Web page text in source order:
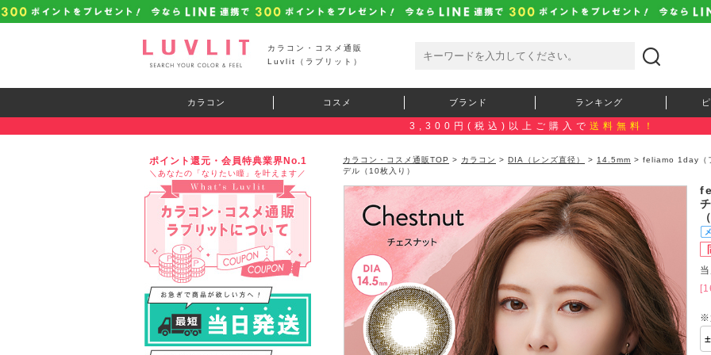
カラコン・コスメ通販
Luvlit（ラブリット）
カラコン コスメ ブランド ランキング
3,300円(税込)以上ご購入で 送料無料！
ポイント還元・会員特典業界No.1
＼あなたの「なりたい瞳」を叶えます／
カラコン・コスメ通販TOP > カラコン > DIA（レンズ直径） > 14.5mm > feliamo 1day（
デル（10枚入り）